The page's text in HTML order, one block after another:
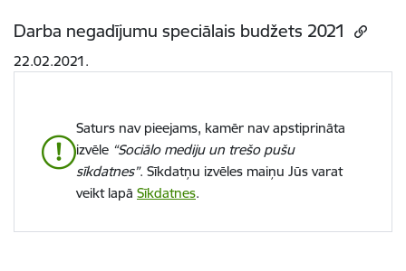
Darba negadījumu speciālais budžets 2021
22.02.2021.
Saturs nav pieejams, kamēr nav apstiprināta
izvēle “Sociālo mediju un trešo pušu
sīkdatnes”. Sīkdatņu izvēles maiņu Jūs varat
veikt lapā Sīkdatnes.